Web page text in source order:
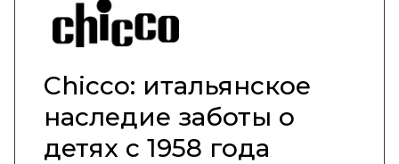
Chicco: итальянское
наследие заботы о
детях с 1958 года